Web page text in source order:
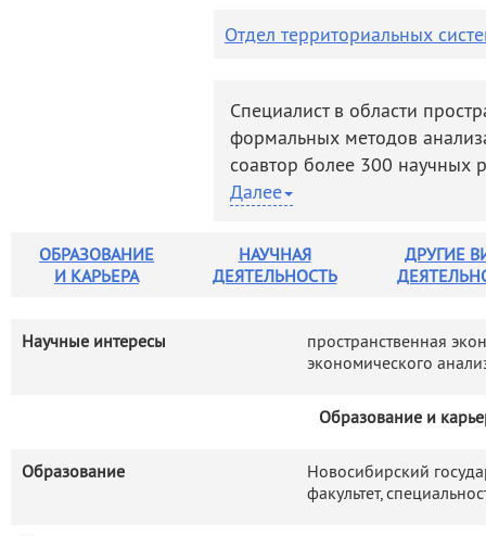
Мероприятия
Отдел территориальных
Специалист в области
формальных методов
соавтор более 300 научных
монографий: «Управление
различия в России:
политика» (2009),
формирования
исследование результатов
регулирования) для
разработан подход и
Далее
ОБРАЗОВАНИЕ
И КАРЬЕРА
НАУЧНАЯ
ДЕЯТЕЛЬНОСТЬ
ДРУГИЕ
Научные интересы
пространственная
экономического
Образование и
Образование
Новосибирский
факультет,